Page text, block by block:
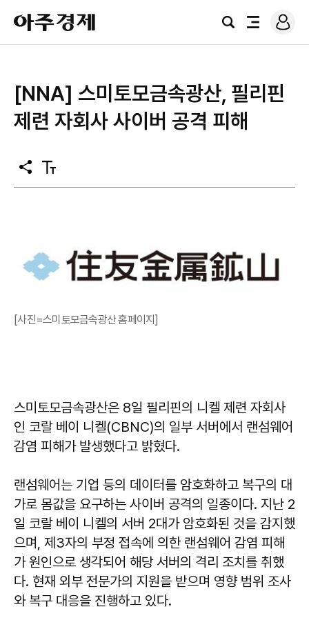
아
주
경
검
전
로
그
[NNA] 스미토모금속광산, 필리핀
제련 자회사 사이버 공격 피해
공
유
텍
스
[사진=스미토모금속광산 홈페이지]
스미토모금속광산은 8일 필리핀의 니켈 제련 자회사
인 코랄 베이 니켈(CBNC)의 일부 서버에서 랜섬웨어
감염 피해가 발생했다고 밝혔다.
랜섬웨어는 기업 등의 데이터를 암호화하고 복구의 대
가로 몸값을 요구하는 사이버 공격의 일종이다. 지난 2
일 코랄 베이 니켈의 서버 2대가 암호화된 것을 감지했
으며, 제3자의 부정 접속에 의한 랜섬웨어 감염 피해
가 원인으로 생각되어 해당 서버의 격리 조치를 취했
다. 현재 외부 전문가의 지원을 받으며 영향 범위 조사
와 복구 대응을 진행하고 있다.